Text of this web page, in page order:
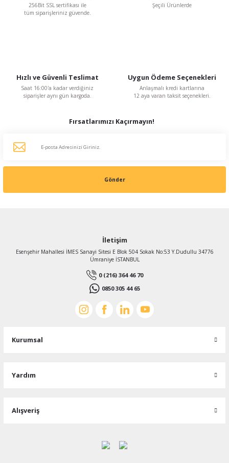
256Bit SSL sertifikası ile
tüm siparişleriniz güvende.
Şeçili Ürünlerde
Hızlı ve Güvenli Teslimat
Saat 16:00'a kadar verdiğiniz
siparişler aynı gün kargoda.
Uygun Ödeme Seçenekleri
Anlaşmalı kredi kartlarına
12 aya varan taksit seçenekleri.
Fırsatlarımızı Kaçırmayın!
Gönder
İletişim
Esenşehir Mahallesi İMES Sanayi Sitesi E Blok 504 Sokak No:53 Y.Dudullu 34776
Ümraniye İSTANBUL
0 (216) 364 46 70
0850 305 44 65
Kurumsal
Yardım
Alışveriş